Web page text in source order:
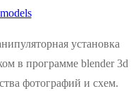
установка
в программе blender 3d
фотографий и схем.